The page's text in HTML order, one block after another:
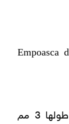
Empoasca
حشرة رهيفة صغيرة الحجم، يبلغ طولها 3 مم